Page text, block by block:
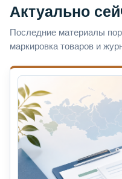
Актуально
Последние материалы
маркировка товаров и